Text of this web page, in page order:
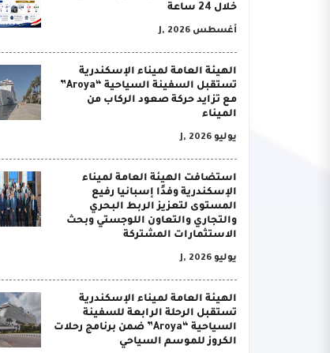
خلال 24 ساعة
أغسطس J, 2026
الهيئة العامة لميناء الإسكندرية
تستقبل السفينة السياحية “Aroya”
مع تزايد حركة صعود الركاب من
الميناء
يوليو J, 2026
استضافت الهيئة العامة لميناء
الإسكندرية وفدًا إسبانيا رفيع
المستوى لتعزيز الربط البحري
والتجاري والتعاون اللوجستي وبحث
الاستثمارات المشتركة
يوليو J, 2026
الهيئة العامة لميناء الإسكندرية
تستقبل الرحلة الرابعة للسفينة
السياحية “Aroya” ضمن برنامج رحلات
الكروز للموسم السياحي